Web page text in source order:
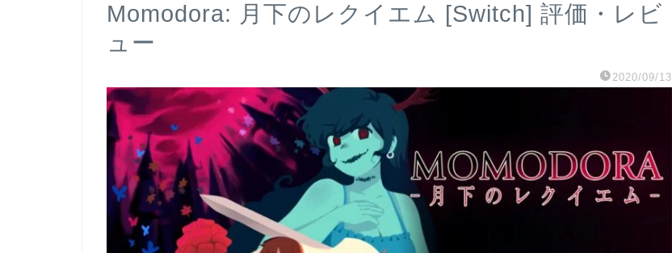
Momodora: 月下のレクイエム [Switch] 評価・レビ
ュー
2020/09/13